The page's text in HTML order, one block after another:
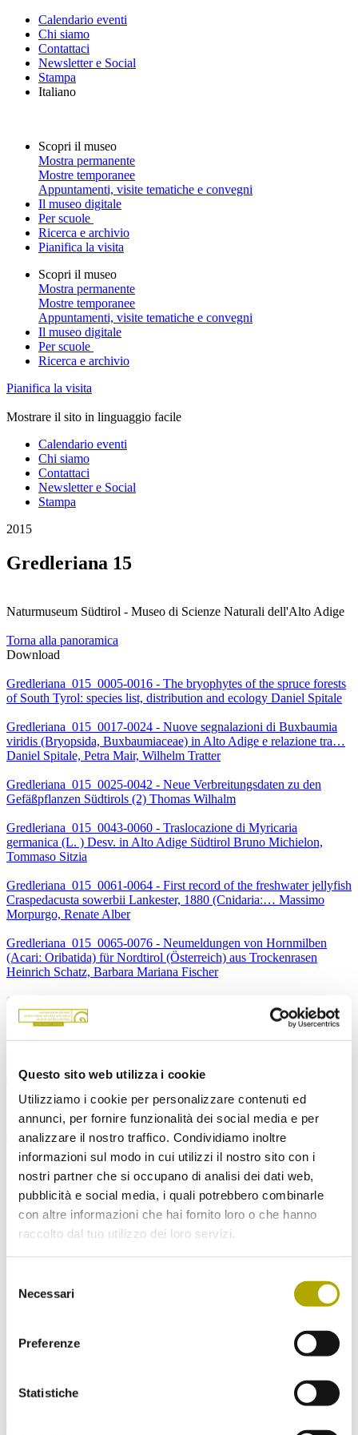
Questo sito web utilizza i cookie
Utilizziamo i cookie per personalizzare contenuti ed
annunci, per fornire funzionalità dei social media e per
analizzare il nostro traffico. Condividiamo inoltre
informazioni sul modo in cui utilizzi il nostro sito con i
nostri partner che si occupano di analisi dei dati web,
pubblicità e social media, i quali potrebbero combinarle
con altre informazioni che hai fornito loro o che hanno
raccolto dal tuo utilizzo dei loro servizi.
delNecessari
Preferenze
Statistiche
Calendario eventi
Chi siamo
Contattaci
Newsletter e Social
Stampa
Italiano
Scopri il museo
Mostra permanente
Mostre temporanee
Appuntamenti, visite tematiche e convegni
Il museo digitale
Per scuole
Ricerca e archivio
Pianifica la visita
Scopri il museo
Mostra permanente
Mostre temporanee
Appuntamenti, visite tematiche e convegni
Il museo digitale
Per scuole
Ricerca e archivio
Pianifica la visita
Mostrare il sito in linguaggio facile
Calendario eventi
Chi siamo
Contattaci
Newsletter e Social
Stampa
2015
Gredleriana 15
Naturmuseum Südtirol - Museo di Scienze Naturali dell'Alto Adige
Torna alla panoramica
Download
Gredleriana_015_0005-0016 - The bryophytes of the spruce forests
of South Tyrolː species list, distribution and ecology Daniel Spitale
Gredleriana_015_0017-0024 - Nuove segnalazioni di Buxbaumia
viridis (Bryopsida, Buxbaumiaceae) in Alto Adige e relazione tra…
Daniel Spitale, Petra Mair, Wilhelm Tratter
Gredleriana_015_0025-0042 - Neue Verbreitungsdaten zu den
Gefäßpflanzen Südtirols (2) Thomas Wilhalm
Gredleriana_015_0043-0060 - Traslocazione di Myricaria
germanica (L. ) Desv. in Alto Adige Südtirol Bruno Michielon,
Tommaso Sitzia
Gredleriana_015_0061-0064 - First record of the freshwater jellyfish
Craspedacusta sowerbii Lankester, 1880 (Cnidariaː… Massimo
Morpurgo, Renate Alber
Gredleriana_015_0065-0076 - Neumeldungen von Hornmilben
(Acariː Oribatida) für Nordtirol (Österreich) aus Trockenrasen
Heinrich Schatz, Barbara Mariana Fischer
Gredleriana_015_0077-0110 - Second contribution to the
knowledge of the rove beetles (Coleopteraː Staphylinidae) of Val di
Non… Adriano Zanetti
2011 im Münstertal. Liste der in der Gemeinde Taufers i. M. …
Gredleriana_015_0117-0120 - Nachtrag zum Tag der Artenvielfalt
2012 in Ridnaun (Gemeinde Ratschings, Südtirol, Italien)ː…
Thomas Kiebacher, Petra Mair
Gredleriana_015_0121-0124 - Consistenza, distribuzione e
dinamica di popolazione di Myricaria germanica (L. ) Desv. nella…
Bruno Michielon, Tommaso Sitzia
Gredleriana_015_0125-0126 - Zur Verbreitung von Gyraulus
Georg Kierdorf-Traut
Gredleriana_015_0127-0128 - Notizen zur Verbreitung von Carabus
problematicus (Herbst, 1786) (Coleopteraː Carabidae) im… Georg
Gredleriana_015_0129-0130 - Zum Vorkommen von Trypocopris
alpinus alpinus (Sturm & Hagenbach, 1825), Trypocopris alpinus…
Gredleriana_015_0131-0132 - Prima segnalazione per l’ Italia e per